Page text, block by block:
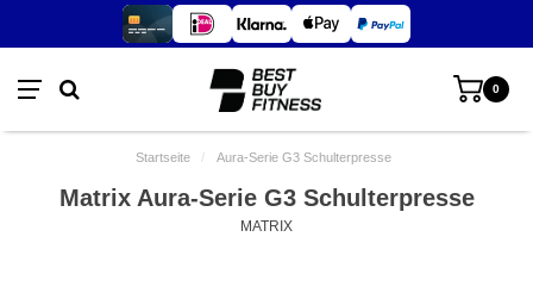
0
Startseite / Aura-Serie G3 Schulterpresse
Matrix Aura-Serie G3 Schulterpresse
MATRIX